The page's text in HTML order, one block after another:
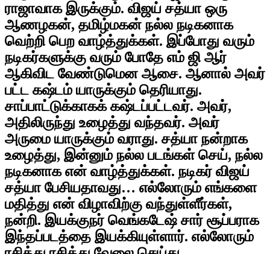
ராஜாவாக இருக்கும். விஜய் சத்யா ஒரு
ஆணழகன், தமிழ்மகன் நல்ல நடிகனாக
வெற்றி பெற வாழ்த்துக்கள். இப்போது வரும்
நடிகர்களுக்கு வரும் போதே எம் ஜி ஆர்
ஆகிவிட வேண்டுமென ஆசை. ஆனால் அவர்
பட்ட கஷ்டம் யாருக்கும் தெரியாது.
சாப்பாட்டுக்காகக் கஷ்டப்பட்டவர். அவர்,
அதிலிருந்து உழைத்து வந்தவர். அவர்
அருமை யாருக்கும் வராது. சத்யா நன்றாக
உழைத்து, இன்னும் நல்ல படங்கள் செய், நல்ல
நடிகனாக என் வாழ்த்துக்கள். நடிகர் விஜய்
சத்யா பேசியதாவது… எல்லோரும் எங்களை
மதித்து என் விழாவிற்கு வந்துள்ளீர்கள்,
நன்றி. இயக்குநர் வெங்கடேஷ் சார் சூப்பராக
இந்தப்படத்தை இயக்கியுள்ளார். எல்லோரும்